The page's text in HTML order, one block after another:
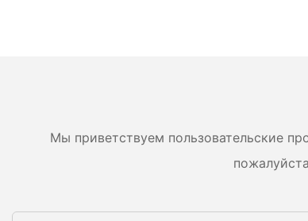
Мы приветствуем пользовательские